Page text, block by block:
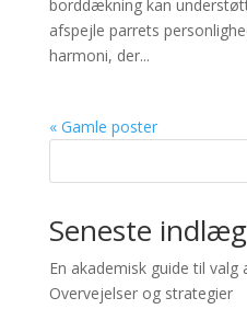
borddækning kan
afspejle parrets
harmoni, der...
« Gamle poster
Seneste indlæg
En akademisk guide til
Overvejelser og strategier